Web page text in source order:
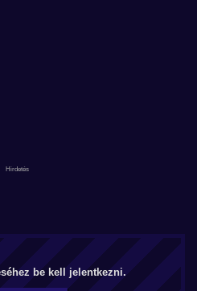
be kell jelentkezni.